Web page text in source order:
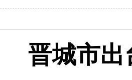
晋城市出